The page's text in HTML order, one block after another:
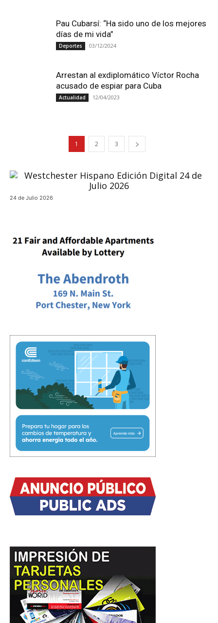
Pau Cubarsí: “Ha sido uno de los mejores
días de mi vida”
Deportes 03/12/2024
Arrestan al exdiplomático Víctor Rocha
acusado de espiar para Cuba
Actualidad 12/04/2023
1 2 3
24 de Julio 2026